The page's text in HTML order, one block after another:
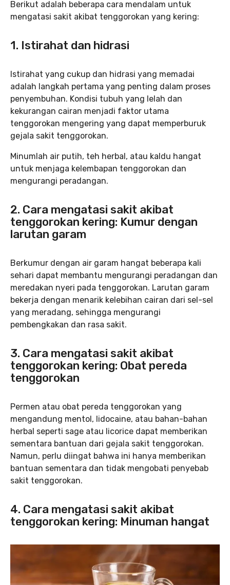
Berikut adalah beberapa cara mendalam untuk
mengatasi sakit akibat tenggorokan yang kering:
1. Istirahat dan hidrasi
Istirahat yang cukup dan hidrasi yang memadai
adalah langkah pertama yang penting dalam proses
penyembuhan. Kondisi tubuh yang lelah dan
kekurangan cairan menjadi faktor utama
tenggorokan mengering yang dapat memperburuk
gejala sakit tenggorokan.
Minumlah air putih, teh herbal, atau kaldu hangat
untuk menjaga kelembapan tenggorokan dan
mengurangi peradangan.
2. Cara mengatasi sakit akibat
tenggorokan kering: Kumur dengan
larutan garam
Berkumur dengan air garam hangat beberapa kali
sehari dapat membantu mengurangi peradangan dan
meredakan nyeri pada tenggorokan. Larutan garam
bekerja dengan menarik kelebihan cairan dari sel-sel
yang meradang, sehingga mengurangi
pembengkakan dan rasa sakit.
3. Cara mengatasi sakit akibat
tenggorokan kering: Obat pereda
tenggorokan
Permen atau obat pereda tenggorokan yang
mengandung mentol, lidocaine, atau bahan-bahan
herbal seperti sage atau licorice dapat memberikan
sementara bantuan dari gejala sakit tenggorokan.
Namun, perlu diingat bahwa ini hanya memberikan
bantuan sementara dan tidak mengobati penyebab
sakit tenggorokan.
4. Cara mengatasi sakit akibat
tenggorokan kering: Minuman hangat